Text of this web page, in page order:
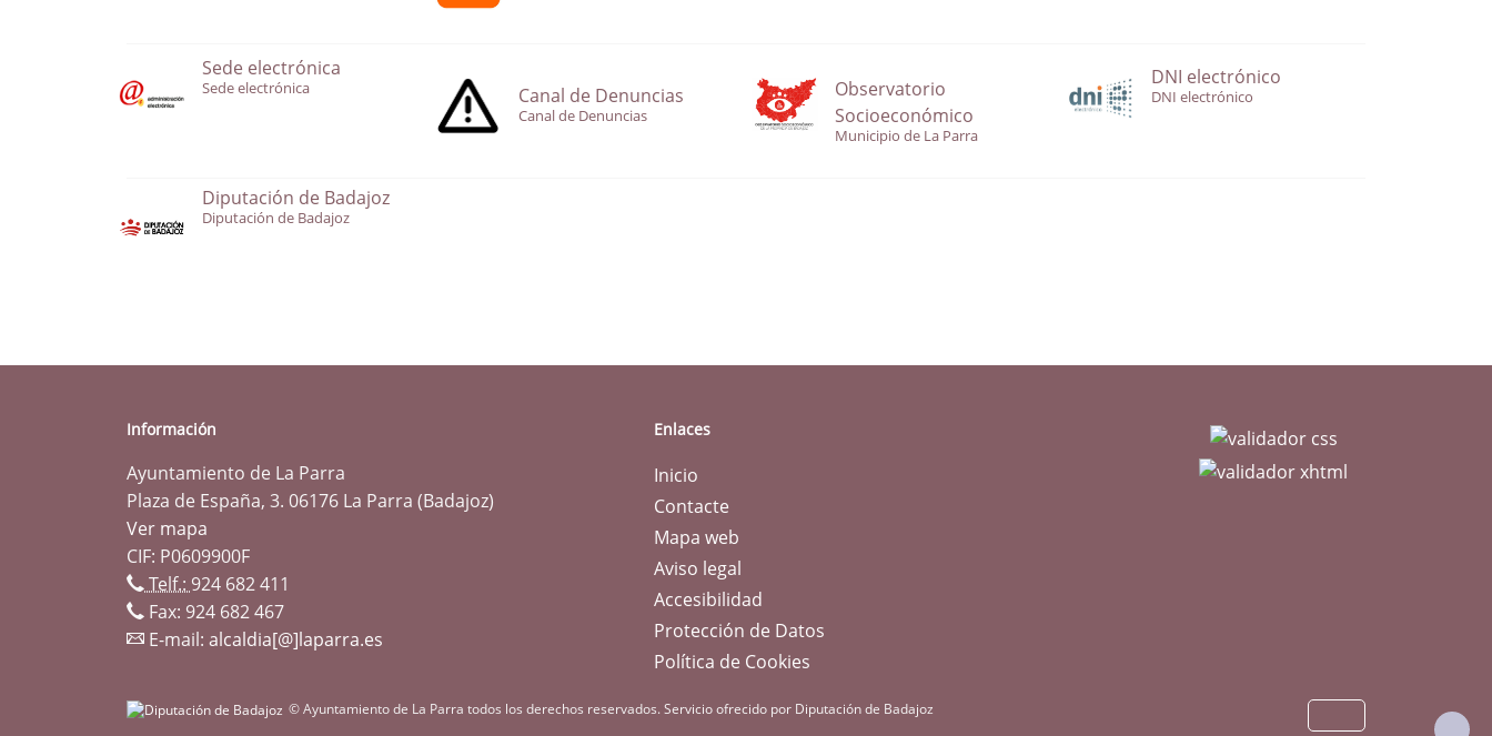
Sede electrónica
Sede electrónica Canal de Denuncias
Canal de Denuncias
Observatorio
Socioeconómico
Municipio de La Parra
DNI electrónico
DNI electrónico
Diputación de Badajoz
Diputación de Badajoz
Información
Ayuntamiento de La Parra
Plaza de España, 3. 06176 La Parra (Badajoz)
Ver mapa
CIF: P0609900F
Telf.:924 682 411
Fax: 924 682 467
E-mail: alcaldia[@]laparra.es
Enlaces
Inicio
Contacte
Mapa web
Aviso legal
Accesibilidad
Protección de Datos
Política de Cookies
© Ayuntamiento de La Parra todos los derechos reservados.Servicio ofrecido por Diputación de Badajoz